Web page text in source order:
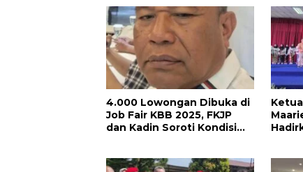
4.000 Lowongan Dibuka di
Job Fair KBB 2025, FKJP
dan Kadin Soroti Kondisi
Barat!